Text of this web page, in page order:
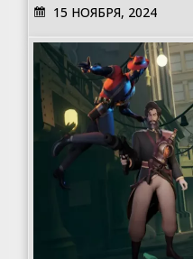
15 НОЯБРЯ, 2024